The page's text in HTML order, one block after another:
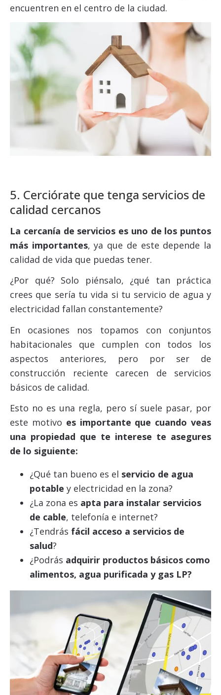
encuentren en el centro de la ciudad.
5. Cerciórate que tenga servicios de
calidad cercanos
La cercanía de servicios es uno de los puntos
más importantes, ya que de este depende la
calidad de vida que puedas tener.
¿Por qué? Solo piénsalo, ¿qué tan práctica
crees que sería tu vida si tu servicio de agua y
electricidad fallan constantemente?
En ocasiones nos topamos con conjuntos
habitacionales que cumplen con todos los
aspectos anteriores, pero por ser de
construcción reciente carecen de servicios
básicos de calidad.
Esto no es una regla, pero sí suele pasar, por
este motivo es importante que cuando veas
una propiedad que te interese te asegures
de lo siguiente:
¿Qué tan bueno es el servicio de agua
potable y electricidad en la zona?
¿La zona es apta para instalar servicios
de cable, telefonía e internet?
¿Tendrás fácil acceso a servicios de
salud?
¿Podrás adquirir productos básicos como
alimentos, agua purificada y gas LP?